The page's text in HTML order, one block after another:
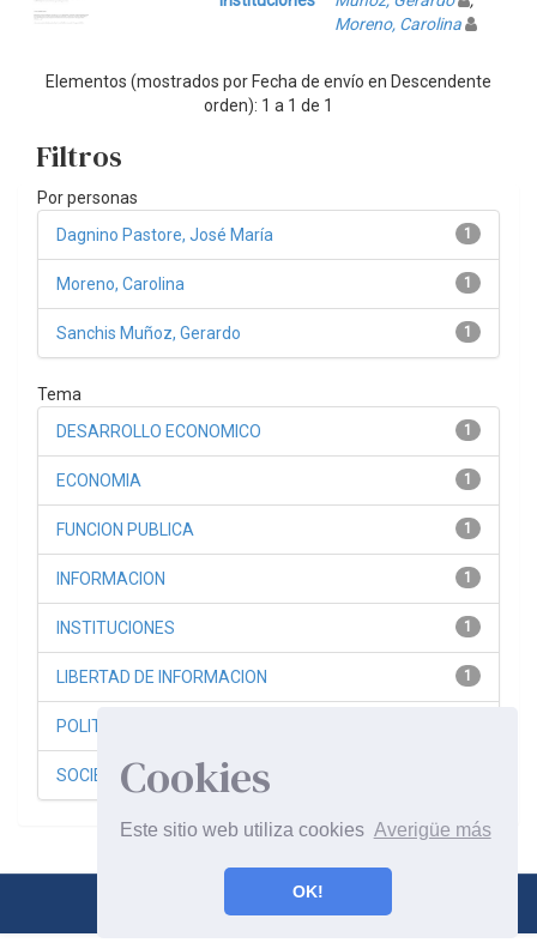
Cookies
Este sitio web utiliza cookies Averigüe más
OK!
Moreno, Carolina
Elementos (mostrados por Fecha de envío en Descendente
orden): 1 a 1 de 1
Filtros
Por personas
1
Dagnino Pastore, José María
1
Moreno, Carolina
1
Sanchis Muñoz, Gerardo
Tema
1
DESARROLLO ECONOMICO
1
ECONOMIA
1
FUNCION PUBLICA
1
INFORMACION
1
INSTITUCIONES
1
LIBERTAD DE INFORMACION
POLITICA ECONOMICA
SOCIEDAD